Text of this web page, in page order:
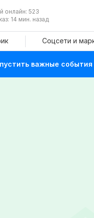
онлайн: 523
14 мин. назад
Соцсети и
важные